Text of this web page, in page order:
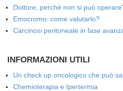
Dottore, perché non si può
Emocromo: come valutarlo?
Carcinosi peritoneale in fase
INFORMAZIONI UTILI
Un check up oncologico che può
Chemioterapia e Ipertermia